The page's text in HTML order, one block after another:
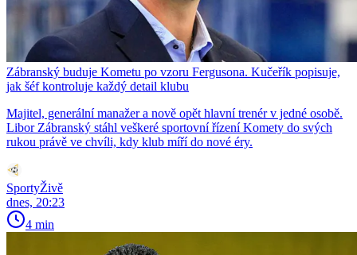
Zábranský buduje Kometu po vzoru Fergusona. Kučeřík popisuje,
jak šéf kontroluje každý detail klubu
Majitel, generální manažer a nově opět hlavní trenér v jedné osobě.
Libor Zábranský stáhl veškeré sportovní řízení Komety do svých
rukou právě ve chvíli, kdy klub míří do nové éry.
SportyŽivě
dnes, 20:23
4 min